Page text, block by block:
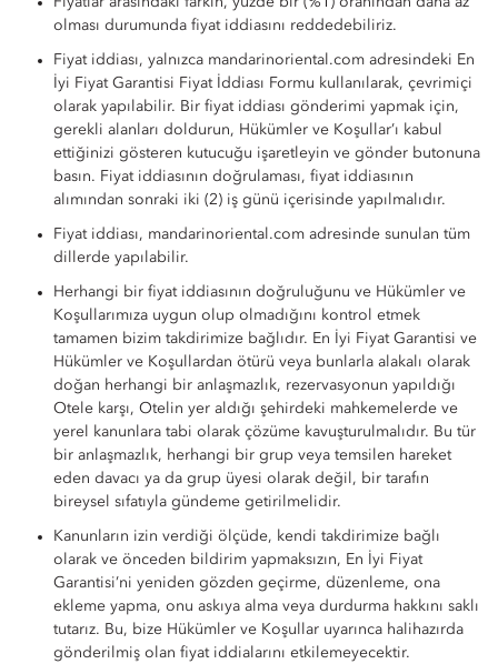
olması durumunda fiyat iddiasını reddedebiliriz.
Fiyat iddiası, yalnızca mandarinoriental.com adresindeki En
İyi Fiyat Garantisi Fiyat İddiası Formu kullanılarak, çevrimiçi
olarak yapılabilir. Bir fiyat iddiası gönderimi yapmak için,
gerekli alanları doldurun, Hükümler ve Koşullar’ı kabul
ettiğinizi gösteren kutucuğu işaretleyin ve gönder butonuna
basın. Fiyat iddiasının doğrulaması, fiyat iddiasının
alımından sonraki iki (2) iş günü içerisinde yapılmalıdır.
Fiyat iddiası, mandarinoriental.com adresinde sunulan tüm
dillerde yapılabilir.
Herhangi bir fiyat iddiasının doğruluğunu ve Hükümler ve
Koşullarımıza uygun olup olmadığını kontrol etmek
tamamen bizim takdirimize bağlıdır. En İyi Fiyat Garantisi ve
Hükümler ve Koşullardan ötürü veya bunlarla alakalı olarak
doğan herhangi bir anlaşmazlık, rezervasyonun yapıldığı
Otele karşı, Otelin yer aldığı şehirdeki mahkemelerde ve
yerel kanunlara tabi olarak çözüme kavuşturulmalıdır. Bu tür
bir anlaşmazlık, herhangi bir grup veya temsilen hareket
eden davacı ya da grup üyesi olarak değil, bir tarafın
bireysel sıfatıyla gündeme getirilmelidir.
Kanunların izin verdiği ölçüde, kendi takdirimize bağlı
olarak ve önceden bildirim yapmaksızın, En İyi Fiyat
Garantisi’ni yeniden gözden geçirme, düzenleme, ona
ekleme yapma, onu askıya alma veya durdurma hakkını saklı
tutarız. Bu, bize Hükümler ve Koşullar uyarınca halihazırda
gönderilmiş olan fiyat iddialarını etkilemeyecektir.